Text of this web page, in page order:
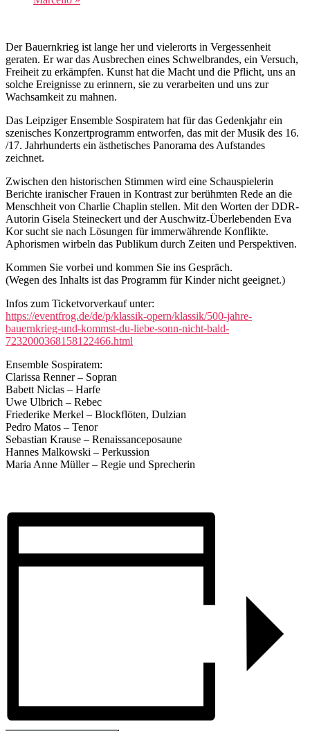
Der Bauernkrieg ist lange her und vielerorts in Vergessenheit
geraten. Er war das Ausbrechen eines Schwelbrandes, ein Versuch,
Freiheit zu erkämpfen. Kunst hat die Macht und die Pflicht, uns an
solche Ereignisse zu erinnern, sie zu verarbeiten und uns zur
Wachsamkeit zu mahnen.
Das Leipziger Ensemble Sospiratem hat für das Gedenkjahr ein
szenisches Konzertprogramm entworfen, das mit der Musik des 16.
/17. Jahrhunderts ein ästhetisches Panorama des Aufstandes
zeichnet.
Zwischen den historischen Stimmen wird eine Schauspielerin
Berichte iranischer Frauen in Kontrast zur berühmten Rede an die
Menschheit von Charlie Chaplin stellen. Mit den Worten der DDR-
Autorin Gisela Steineckert und der Auschwitz-Überlebenden Eva
Kor sucht sie nach Lösungen für immerwährende Konflikte.
Aphorismen wirbeln das Publikum durch Zeiten und Perspektiven.
Kommen Sie vorbei und kommen Sie ins Gespräch.
(Wegen des Inhalts ist das Programm für Kinder nicht geeignet.)
Infos zum Ticketvorverkauf unter:
https://eventfrog.de/de/p/klassik-opern/klassik/500-jahre-
bauernkrieg-und-kommst-du-liebe-sonn-nicht-bald-
7232000368158122466.html
Ensemble Sospiratem:
Clarissa Renner – Sopran
Babett Niclas – Harfe
Uwe Ulbrich – Rebec
Friederike Merkel – Blockflöten, Dulzian
Pedro Matos – Tenor
Sebastian Krause – Renaissanceposaune
Hannes Malkowski – Perkussion
Maria Anne Müller – Regie und Sprecherin